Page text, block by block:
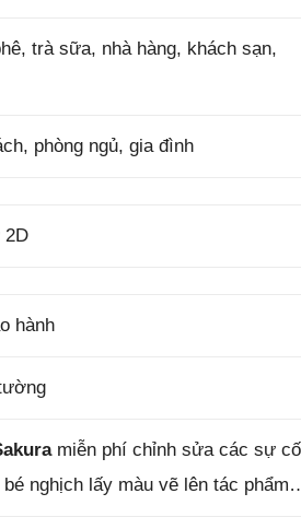
trà sữa, nhà hàng, khách sạn,
phòng ngủ, gia đình
2D
hành
miễn phí chỉnh sửa các sự
nghịch lấy màu vẽ lên tác